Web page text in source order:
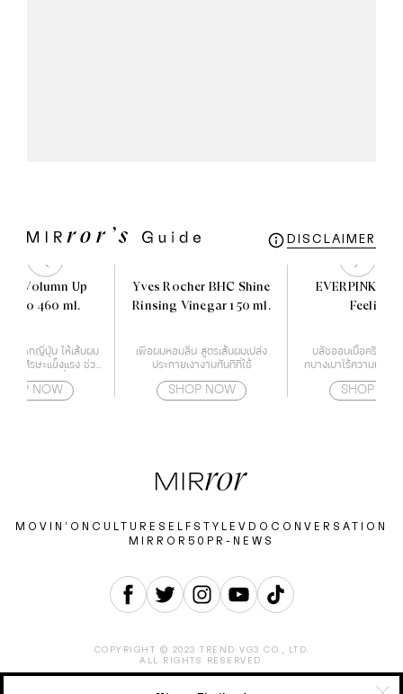
DISCLAIMER
3D Volumn Up
460 ml.
หม่จากญี่ปุ่น ให้เส้นผม
นังศีรษะแข็งแรง ช่วย
สาเหตุของปัญหาผม
NOW
Yves Rocher BHC Shine
Rinsing Vinegar 150 ml.
เพื่อผมหอมลื่น สูตรเส้นผมเปล่ง
ประกายเงางามทันทีที่ใช้
SHOP NOW
EVERPINK
Feelings
บลัชออนเนื้อครีม ฟิน
ทบางเบาไร้ความมัน เ
SHOP
MOVIN’ON CULTURE SELF STYLE VDO CONVERSATION
MIRROR50 PR-NEWS
COPYRIGHT © 2023 TREND VG3 CO., LTD.
ALL RIGHTS RESERVED.